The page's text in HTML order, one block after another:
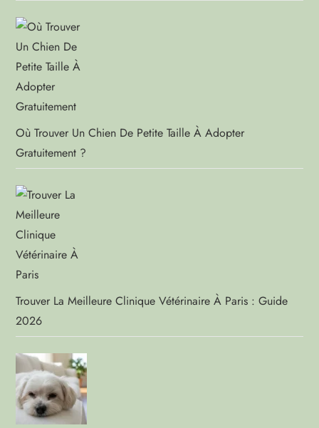
Où Trouver Un Chien De Petite Taille À Adopter
Gratuitement ?
Trouver La Meilleure Clinique Vétérinaire À Paris : Guide
2026